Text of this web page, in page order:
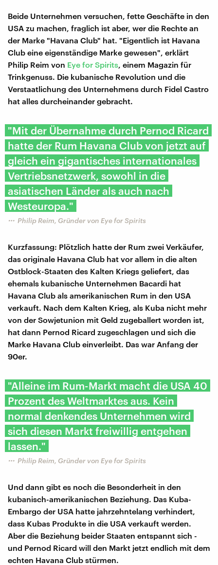
Beide Unternehmen versuchen, fette Geschäfte in den
USA zu machen, fraglich ist aber, wer die Rechte an
der Marke "Havana Club" hat. "Eigentlich ist Havana
Club eine eigenständige Marke gewesen", erklärt
Philip Reim von Eye for Spirits , einem Magazin für
Trinkgenuss. Die kubanische Revolution und die
Verstaatlichung des Unternehmens durch Fidel Castro
hat alles durcheinander gebracht.
"Mit der Übernahme durch Pernod Ricard
hatte der Rum Havana Club von jetzt auf
gleich ein gigantisches internationales
Vertriebsnetzwerk, sowohl in die
asiatischen Länder als auch nach
Westeuropa."
Philip Reim, Gründer von Eye for Spirits
Kurzfassung: Plötzlich hatte der Rum zwei Verkäufer,
das originale Havana Club hat vor allem in die alten
Ostblock-Staaten des Kalten Kriegs geliefert, das
ehemals kubanische Unternehmen Bacardi hat
Havana Club als amerikanischen Rum in den USA
verkauft. Nach dem Kalten Krieg, als Kuba nicht mehr
von der Sowjetunion mit Geld zugeballert worden ist,
hat dann Pernod Ricard zugeschlagen und sich die
Marke Havana Club einverleibt. Das war Anfang der
90er.
"Alleine im Rum-Markt macht die USA 40
Prozent des Weltmarktes aus. Kein
normal denkendes Unternehmen wird
sich diesen Markt freiwillig entgehen
lassen."
Philip Reim, Gründer von Eye for Spirits
Und dann gibt es noch die Besonderheit in den
kubanisch-amerikanischen Beziehung. Das Kuba-
Embargo der USA hatte jahrzehntelang verhindert,
dass Kubas Produkte in die USA verkauft werden.
Aber die Beziehung beider Staaten entspannt sich -
und Pernod Ricard will den Markt jetzt endlich mit dem
echten Havana Club stürmen.